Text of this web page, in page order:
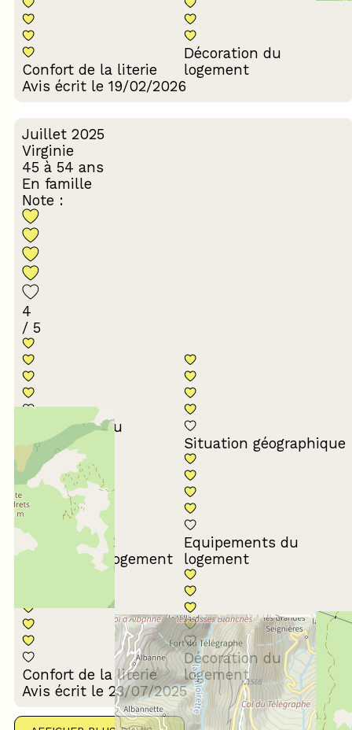
Confort de la literie
Décoration du
logement
Avis écrit le 19/02/2026
Juillet 2025
Virginie
45 à 54 ans
En famille
Note :
4
/ 5
Conformité du
descriptif
Situation géographique
Propreté du logement
Equipements du
logement
Confort de la literie
Décoration du
logement
Avis écrit le 23/07/2025